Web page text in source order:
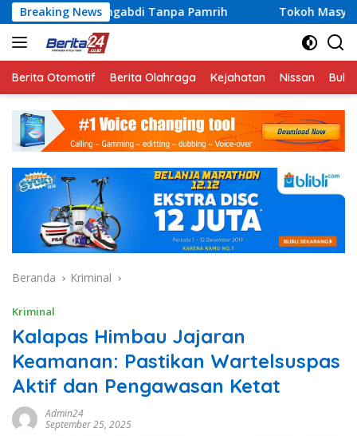
Langsung
ke
konten
Breaking News
Tanpa Pamrih Tokoh Masyarakat Lampung
Berita Otomotif Berita Olahraga Kejahatan Nissan
Beranda Kriminal
Kriminal
Kalapas Himbau Jajaran
Keamanan: Pastikan Wartelsuspas
Aktif dan Pengawasan Ketat
Admin24
September 25, 2025